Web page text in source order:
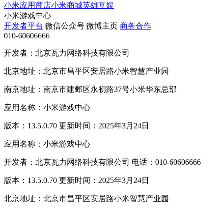
小米应用商店小米商城英雄互娱
小米游戏中心
开发者平台 微信公众号 微博主页 商务合作
010-60606666
开发者：北京瓦力网络科技有限公司
北京地址：北京市昌平区安居路小米智慧产业园
南京地址：南京市建邺区永初路37号小米华东总部
应用名称：小米游戏中心
版本：13.5.0.70 更新时间：2025年3月24日
应用名称：小米游戏中心
开发者：北京瓦力网络科技有限公司 电话：010-60606666
版本：13.5.0.70 更新时间：2025年3月24日
北京地址：北京市昌平区安居路小米智慧产业园